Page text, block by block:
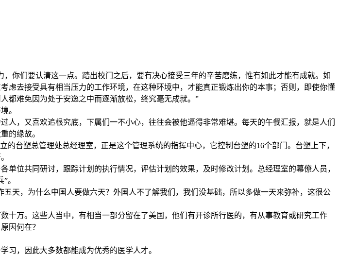
你们要认清这一点。踏出校门之后，要有决心接受三年的辛苦磨练，惟有如此才能有成就。如
去接受具有相当压力的工作环境，在这种环境中，才能真正锻炼出你的本事；否则，即使你懂
都难免因为处于安逸之中而逐渐放松，终究毫无成就。”
。
，又喜欢追根究底，下属们一不小心，往往会被他逼得非常难堪。每天的午餐汇报，就是人们
的缘故。
台塑总管理处总经理室，正是这个管理系统的指挥中心，它控制台塑的16个部门。台塑上下，
位共同研讨，跟踪计划的执行情况，评估计划的效果，及时修改计划。总经理室的幕僚人员，
。
天，为什么中国人要做六天？外国人不了解我们，我们没基础，所以多做一天来弥补，这很公
万。这些人当中，有相当一部分留在了美国，他们有开诊所行医的，有从事教育或研究工作
因何在？
习，因此大多数都能成为优秀的医学人才。